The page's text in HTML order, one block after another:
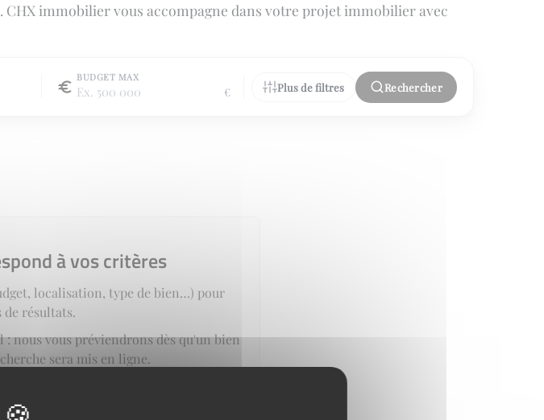
immobilier vous accompagne dans votre projet immobilier avec
BUDGET MAX
€ Plus de filtres Rechercher
à vos critères
localisation, type de bien…) pour
résultats.
: nous vous préviendrons dès qu'un bien
sera mis en ligne.
alerte